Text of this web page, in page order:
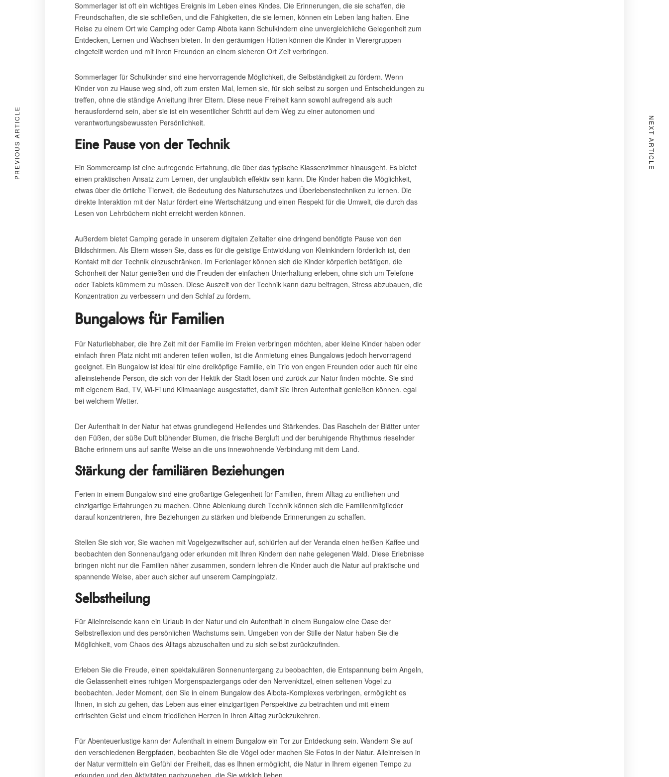
Sommerlager ist oft ein wichtiges Ereignis im Leben eines Kindes. Die Erinnerungen, die sie schaffen, die
Freundschaften, die sie schließen, und die Fähigkeiten, die sie lernen, können ein Leben lang halten. Eine
Reise zu einem Ort wie Camping oder Camp Albota kann Schulkindern eine unvergleichliche Gelegenheit zum
Entdecken, Lernen und Wachsen bieten. In den geräumigen Hütten können die Kinder in Vierergruppen
eingeteilt werden und mit ihren Freunden an einem sicheren Ort Zeit verbringen.
Sommerlager für Schulkinder sind eine hervorragende Möglichkeit, die Selbständigkeit zu fördern. Wenn
Kinder von zu Hause weg sind, oft zum ersten Mal, lernen sie, für sich selbst zu sorgen und Entscheidungen zu
treffen, ohne die ständige Anleitung ihrer Eltern. Diese neue Freiheit kann sowohl aufregend als auch
herausfordernd sein, aber sie ist ein wesentlicher Schritt auf dem Weg zu einer autonomen und
verantwortungsbewussten Persönlichkeit.
Eine Pause von der Technik
Ein Sommercamp ist eine aufregende Erfahrung, die über das typische Klassenzimmer hinausgeht. Es bietet
einen praktischen Ansatz zum Lernen, der unglaublich effektiv sein kann. Die Kinder haben die Möglichkeit,
etwas über die örtliche Tierwelt, die Bedeutung des Naturschutzes und Überlebenstechniken zu lernen. Die
direkte Interaktion mit der Natur fördert eine Wertschätzung und einen Respekt für die Umwelt, die durch das
Lesen von Lehrbüchern nicht erreicht werden können.
Außerdem bietet Camping gerade in unserem digitalen Zeitalter eine dringend benötigte Pause von den
Bildschirmen. Als Eltern wissen Sie, dass es für die geistige Entwicklung von Kleinkindern förderlich ist, den
Kontakt mit der Technik einzuschränken. Im Ferienlager können sich die Kinder körperlich betätigen, die
Schönheit der Natur genießen und die Freuden der einfachen Unterhaltung erleben, ohne sich um Telefone
oder Tablets kümmern zu müssen. Diese Auszeit von der Technik kann dazu beitragen, Stress abzubauen, die
Konzentration zu verbessern und den Schlaf zu fördern.
Bungalows für Familien
Für Naturliebhaber, die ihre Zeit mit der Familie im Freien verbringen möchten, aber kleine Kinder haben oder
einfach ihren Platz nicht mit anderen teilen wollen, ist die Anmietung eines Bungalows jedoch hervorragend
geeignet. Ein Bungalow ist ideal für eine dreiköpfige Familie, ein Trio von engen Freunden oder auch für eine
alleinstehende Person, die sich von der Hektik der Stadt lösen und zurück zur Natur finden möchte. Sie sind
mit eigenem Bad, TV, Wi-Fi und Klimaanlage ausgestattet, damit Sie Ihren Aufenthalt genießen können. egal
bei welchem Wetter.
Der Aufenthalt in der Natur hat etwas grundlegend Heilendes und Stärkendes. Das Rascheln der Blätter unter
den Füßen, der süße Duft blühender Blumen, die frische Bergluft und der beruhigende Rhythmus rieselnder
Bäche erinnern uns auf sanfte Weise an die uns innewohnende Verbindung mit dem Land.
Stärkung der familiären Beziehungen
Ferien in einem Bungalow sind eine großartige Gelegenheit für Familien, ihrem Alltag zu entfliehen und
einzigartige Erfahrungen zu machen. Ohne Ablenkung durch Technik können sich die Familienmitglieder
darauf konzentrieren, ihre Beziehungen zu stärken und bleibende Erinnerungen zu schaffen.
Stellen Sie sich vor, Sie wachen mit Vogelgezwitscher auf, schlürfen auf der Veranda einen heißen Kaffee und
beobachten den Sonnenaufgang oder erkunden mit Ihren Kindern den nahe gelegenen Wald. Diese Erlebnisse
bringen nicht nur die Familien näher zusammen, sondern lehren die Kinder auch die Natur auf praktische und
spannende Weise, aber auch sicher auf unserem Campingplatz.
Selbstheilung
Für Alleinreisende kann ein Urlaub in der Natur und ein Aufenthalt in einem Bungalow eine Oase der
Selbstreflexion und des persönlichen Wachstums sein. Umgeben von der Stille der Natur haben Sie die
Möglichkeit, vom Chaos des Alltags abzuschalten und zu sich selbst zurückzufinden.
Erleben Sie die Freude, einen spektakulären Sonnenuntergang zu beobachten, die Entspannung beim Angeln,
die Gelassenheit eines ruhigen Morgenspaziergangs oder den Nervenkitzel, einen seltenen Vogel zu
beobachten. Jeder Moment, den Sie in einem Bungalow des Albota-Komplexes verbringen, ermöglicht es
Ihnen, in sich zu gehen, das Leben aus einer einzigartigen Perspektive zu betrachten und mit einem
erfrischten Geist und einem friedlichen Herzen in Ihren Alltag zurückzukehren.
Für Abenteuerlustige kann der Aufenthalt in einem Bungalow ein Tor zur Entdeckung sein. Wandern Sie auf
den verschiedenen Bergpfaden, beobachten Sie die Vögel oder machen Sie Fotos in der Natur. Alleinreisen in
der Natur vermitteln ein Gefühl der Freiheit, das es Ihnen ermöglicht, die Natur in Ihrem eigenen Tempo zu
erkunden und den Aktivitäten nachzugehen, die Sie wirklich lieben.
PREVIOUS ARTICLE NEXT ARTICLE